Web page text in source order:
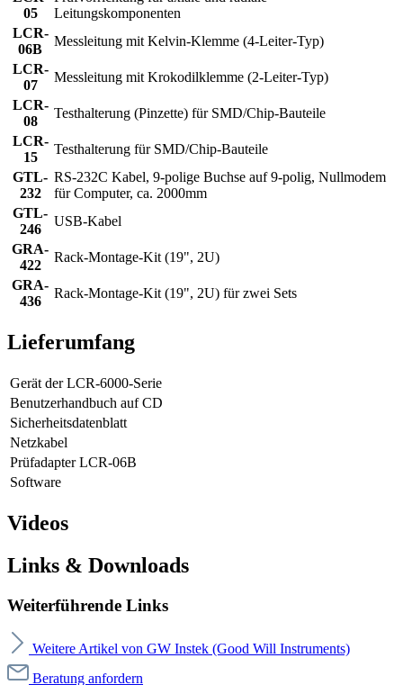
05
Leitungskomponenten
LCR-
06B
Messleitung mit Kelvin-Klemme (4-Leiter-Typ)
LCR-
07
Messleitung mit Krokodilklemme (2-Leiter-Typ)
LCR-
08
Testhalterung (Pinzette) für SMD/Chip-Bauteile
LCR-
15
Testhalterung für SMD/Chip-Bauteile
GTL-
232
RS-232C Kabel, 9-polige Buchse auf 9-polig, Nullmodem
für Computer, ca. 2000mm
GTL-
246
USB-Kabel
GRA-
422
Rack-Montage-Kit (19", 2U)
GRA-
436
Rack-Montage-Kit (19", 2U) für zwei Sets
Lieferumfang
Gerät der LCR-6000-Serie
Benutzerhandbuch auf CD
Sicherheitsdatenblatt
Netzkabel
Prüfadapter LCR-06B
Software
Videos
Links & Downloads
Weiterführende Links
Weitere Artikel von GW Instek (Good Will Instruments)
Beratung anfordern